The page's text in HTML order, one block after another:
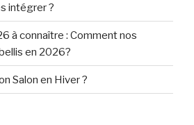
intégrer ?
à connaître : Comment nos
en 2026?
Salon en Hiver ?